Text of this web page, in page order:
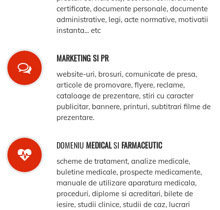
certificate, documente personale, documente
administrative, legi, acte normative, motivatii
instanta... etc
MARKETING SI PR
website-uri, brosuri, comunicate de presa,
articole de promovare, flyere, reclame,
cataloage de prezentare, stiri cu caracter
publicitar, bannere, printuri, subtitrari filme de
prezentare.
DOMENIU MEDICALSI FARMACEUTIC
scheme de tratament, analize medicale,
buletine medicale, prospecte medicamente,
manuale de utilizare aparatura medicala,
proceduri, diplome si acreditari, bilete de
iesire, studii clinice, studii de caz, lucrari